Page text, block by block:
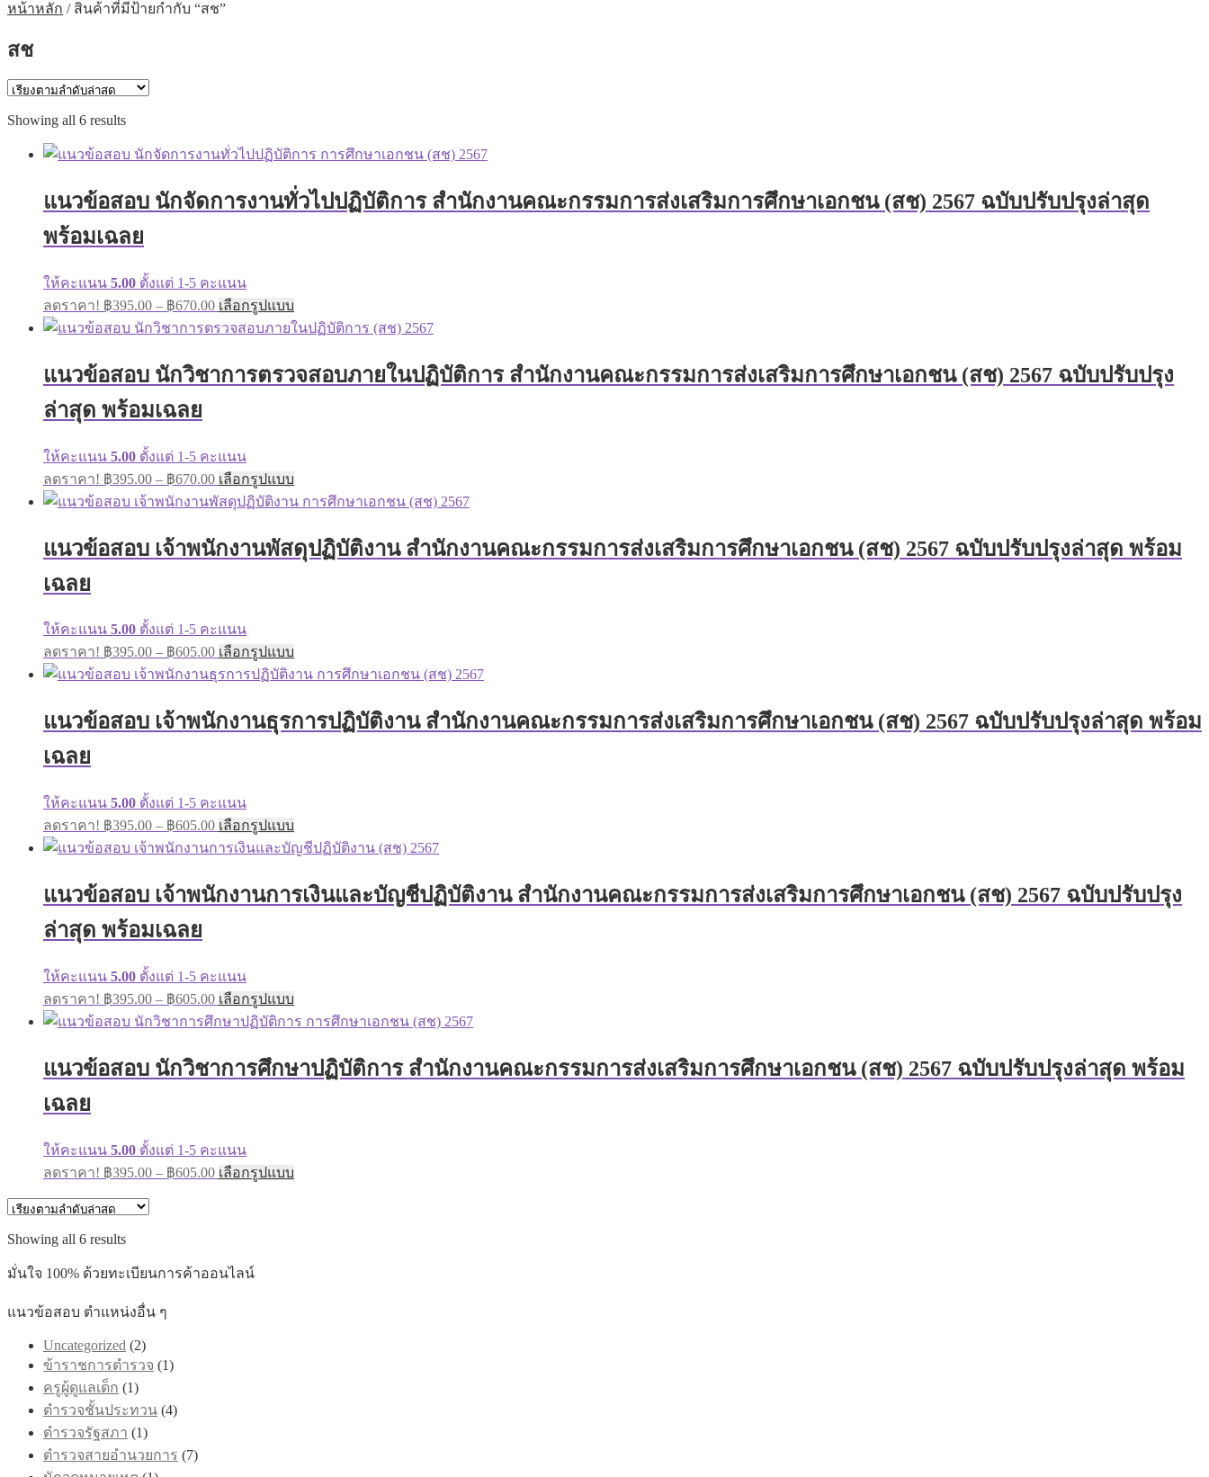
หน้าหลัก / สินค้าที่มีป้ายกำกับ “สช”
สช
Showing all 6 resultsSorted
latest
แนวข้อสอบ นักจัดการงานทั่วไปปฏิบัติการ สำนักงานคณะกรรมการส่งเสริมการศึกษาเอกชน (สช) 2567 ฉบับปรับปรุงล่าสุด
พร้อมเฉลย
ให้คะแนน 5.00 ตั้งแต่ 1-5 คะแนน
ลดราคา! ฿395.00 – ฿670.00Price
range:
฿395.00
฿670.00
เลือกรูปแบบ
product
has
variants.
The
product
page
แนวข้อสอบ นักวิชาการตรวจสอบภายในปฏิบัติการ สำนักงานคณะกรรมการส่งเสริมการศึกษาเอกชน (สช) 2567 ฉบับปรับปรุง
ล่าสุด พร้อมเฉลย
ให้คะแนน 5.00 ตั้งแต่ 1-5 คะแนน
ลดราคา! ฿395.00 – ฿670.00Price
range:
฿395.00
฿670.00
เลือกรูปแบบ
product
has
variants.
The
product
page
แนวข้อสอบ เจ้าพนักงานพัสดุปฏิบัติงาน สำนักงานคณะกรรมการส่งเสริมการศึกษาเอกชน (สช) 2567 ฉบับปรับปรุงล่าสุด พร้อม
เฉลย
ให้คะแนน 5.00 ตั้งแต่ 1-5 คะแนน
ลดราคา! ฿395.00 – ฿605.00Price
range:
฿395.00
฿605.00
เลือกรูปแบบ
product
has
variants.
The
product
page
แนวข้อสอบ เจ้าพนักงานธุรการปฏิบัติงาน สำนักงานคณะกรรมการส่งเสริมการศึกษาเอกชน (สช) 2567 ฉบับปรับปรุงล่าสุด พร้อม
เฉลย
ให้คะแนน 5.00 ตั้งแต่ 1-5 คะแนน
ลดราคา! ฿395.00 – ฿605.00Price
range:
฿395.00
฿605.00
เลือกรูปแบบ
product
has
variants.
The
product
page
แนวข้อสอบ เจ้าพนักงานการเงินและบัญชีปฏิบัติงาน สำนักงานคณะกรรมการส่งเสริมการศึกษาเอกชน (สช) 2567 ฉบับปรับปรุง
ล่าสุด พร้อมเฉลย
ให้คะแนน 5.00 ตั้งแต่ 1-5 คะแนน
ลดราคา! ฿395.00 – ฿605.00Price
range:
฿395.00
฿605.00
เลือกรูปแบบ
product
has
variants.
The
แนวข้อสอบ นักวิชาการศึกษาปฏิบัติการ สำนักงานคณะกรรมการส่งเสริมการศึกษาเอกชน (สช) 2567 ฉบับปรับปรุงล่าสุด พร้อม
เฉลย
ให้คะแนน 5.00 ตั้งแต่ 1-5 คะแนน
ลดราคา! ฿395.00 – ฿605.00Price
range:
เลือกรูปแบบ
product
Showing all 6 resultsSorted
latest
มั่นใจ 100% ด้วยทะเบียนการค้าออนไลน์
แนวข้อสอบ ตำแหน่งอื่น ๆ
Uncategorized (2)
ข้าราชการตำรวจ (1)
ครูผู้ดูแลเด็ก (1)
ตำรวจชั้นประทวน (4)
ตำรวจรัฐสภา (1)
ตำรวจสายอำนวยการ (7)